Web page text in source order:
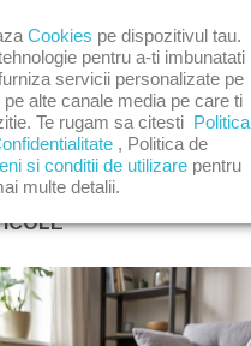
Cookies pe dispozitivul tau.
pentru a-ti imbunatati
servicii personalizate pe
alte canale media pe care ti
Te rugam sa citesti Politica
, Politica de
si conditii de utilizare pentru
multe detalii.